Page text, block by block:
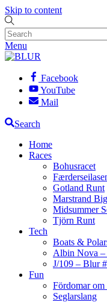
Skip to content
Menu
Facebook
YouTube
Mail
Search
Home
Races
Bohusracet
Gotland Runt
Marstrand
Midsummer
Tjörn Runt
Tech
Boats &
Albin Nova –
J/109 – Blur
Fun
Fördomar om
Seglarslang